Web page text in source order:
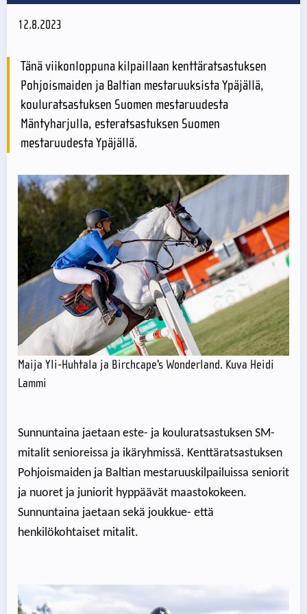
12.8.2023
Tänä viikonloppuna kilpaillaan kenttäratsastuksen
Pohjoismaiden ja Baltian mestaruuksista Ypäjällä,
kouluratsastuksen Suomen mestaruudesta
Mäntyharjulla, esteratsastuksen Suomen
mestaruudesta Ypäjällä.
Maija Yli-Huhtala ja Birchcape's Wonderland. Kuva Heidi
Lammi
Sunnuntaina jaetaan este- ja kouluratsastuksen SM-
mitalit senioreissa ja ikäryhmissä. Kenttäratsastuksen
Pohjoismaiden ja Baltian mestaruuskilpailuissa seniorit
ja nuoret ja juniorit hyppäävät maastokokeen.
Sunnuntaina jaetaan sekä joukkue- että
henkilökohtaiset mitalit.